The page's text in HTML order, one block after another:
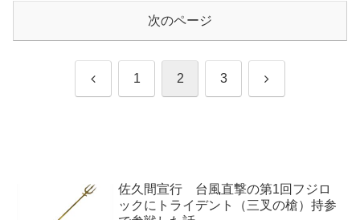
次のページ
前 1 2 3 次
佐久間宣行 台風直撃の第1回フジロ
ックにトライデント（三叉の槍）持参